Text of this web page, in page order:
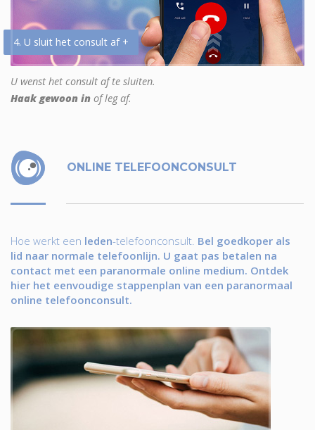
4. U sluit het consult af +
U wenst het consult af te sluiten.
Haak gewoon in of leg af.
ONLINE TELEFOONCONSULT
Hoe werkt een leden-telefoonconsult. Bel goedkoper als
lid naar normale telefoonlijn. U gaat pas betalen na
contact met een paranormale online medium. Ontdek
hier het eenvoudige stappenplan van een paranormaal
online telefoonconsult.